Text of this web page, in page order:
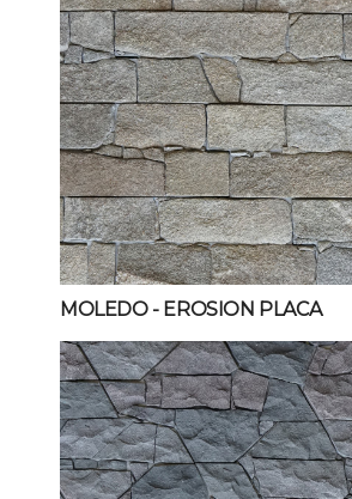
MOLEDO- EROSION PLACA